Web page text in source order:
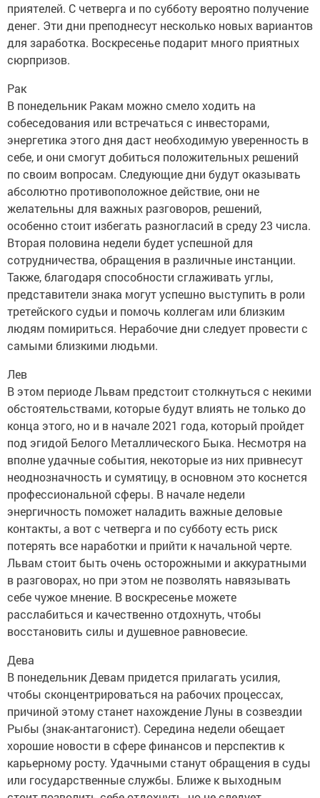
приятелей. С четверга и по субботу вероятно получение
денег. Эти дни преподнесут несколько новых вариантов
для заработка. Воскресенье подарит много приятных
сюрпризов.
Рак
В понедельник Ракам можно смело ходить на
собеседования или встречаться с инвесторами,
энергетика этого дня даст необходимую уверенность в
себе, и они смогут добиться положительных решений
по своим вопросам. Следующие дни будут оказывать
абсолютно противоположное действие, они не
желательны для важных разговоров, решений,
особенно стоит избегать разногласий в среду 23 числа.
Вторая половина недели будет успешной для
сотрудничества, обращения в различные инстанции.
Также, благодаря способности сглаживать углы,
представители знака могут успешно выступить в роли
третейского судьи и помочь коллегам или близким
людям помириться. Нерабочие дни следует провести с
самыми близкими людьми.
Лев
В этом периоде Львам предстоит столкнуться с некими
обстоятельствами, которые будут влиять не только до
конца этого, но и в начале 2021 года, который пройдет
под эгидой Белого Металлического Быка. Несмотря на
вполне удачные события, некоторые из них привнесут
неоднозначность и сумятицу, в основном это коснется
профессиональной сферы. В начале недели
энергичность поможет наладить важные деловые
контакты, а вот с четверга и по субботу есть риск
потерять все наработки и прийти к начальной черте.
Львам стоит быть очень осторожными и аккуратными
в разговорах, но при этом не позволять навязывать
себе чужое мнение. В воскресенье можете
расслабиться и качественно отдохнуть, чтобы
восстановить силы и душевное равновесие.
Дева
В понедельник Девам придется прилагать усилия,
чтобы сконцентрироваться на рабочих процессах,
причиной этому станет нахождение Луны в созвездии
Рыбы (знак-антагонист). Середина недели обещает
хорошие новости в сфере финансов и перспектив к
карьерному росту. Удачными станут обращения в суды
или государственные службы. Ближе к выходным